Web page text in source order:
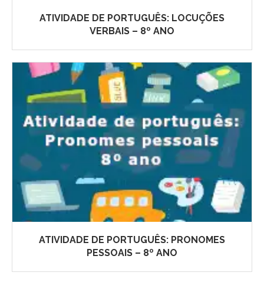
ATIVIDADE DE PORTUGUÊS: LOCUÇÕES
VERBAIS – 8º ANO
ATIVIDADE DE PORTUGUÊS: PRONOMES
PESSOAIS – 8º ANO